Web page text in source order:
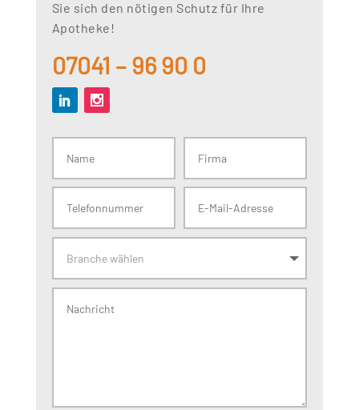
Sie sich den nötigen Schutz für Ihre
Apotheke!
07041 – 96 90 0